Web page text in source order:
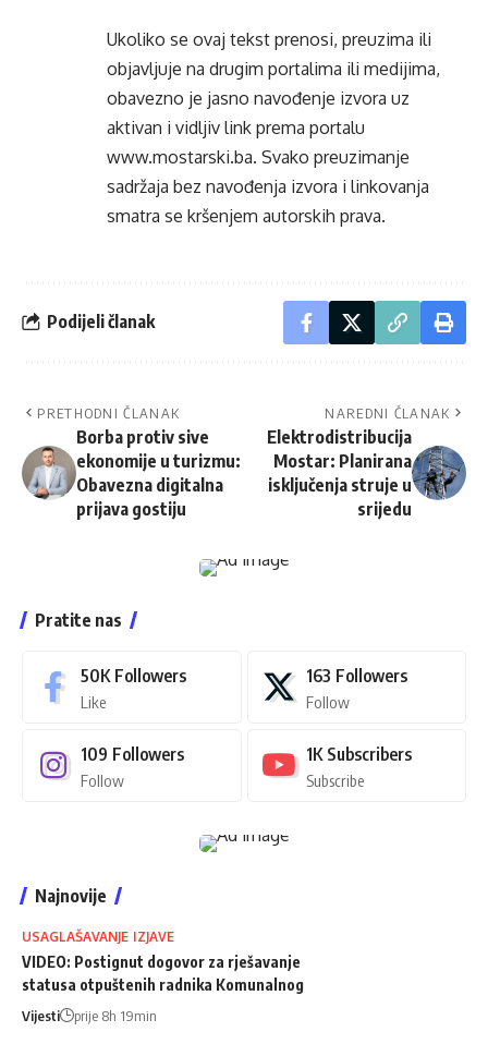
Ukoliko se ovaj tekst prenosi, preuzima ili
objavljuje na drugim portalima ili medijima,
obavezno je jasno navođenje izvora uz
aktivan i vidljiv link prema portalu
www.mostarski.ba. Svako preuzimanje
sadržaja bez navođenja izvora i linkovanja
smatra se kršenjem autorskih prava.
Podijeli članak
PRETHODNI ČLANAK
Borba protiv sive
ekonomije u turizmu:
Obavezna digitalna
prijava gostiju
NAREDNI ČLANAK
Elektrodistribucija
Mostar: Planirana
isključenja struje u
srijedu
Pratite nas
50K Followers
Like
163 Followers
Follow
109 Followers
Follow
1K Subscribers
Subscribe
Najnovije
USAGLAŠAVANJE IZJAVE
VIDEO: Postignut dogovor za rješavanje
statusa otpuštenih radnika Komunalnog
Vijesti prije 8h 19min